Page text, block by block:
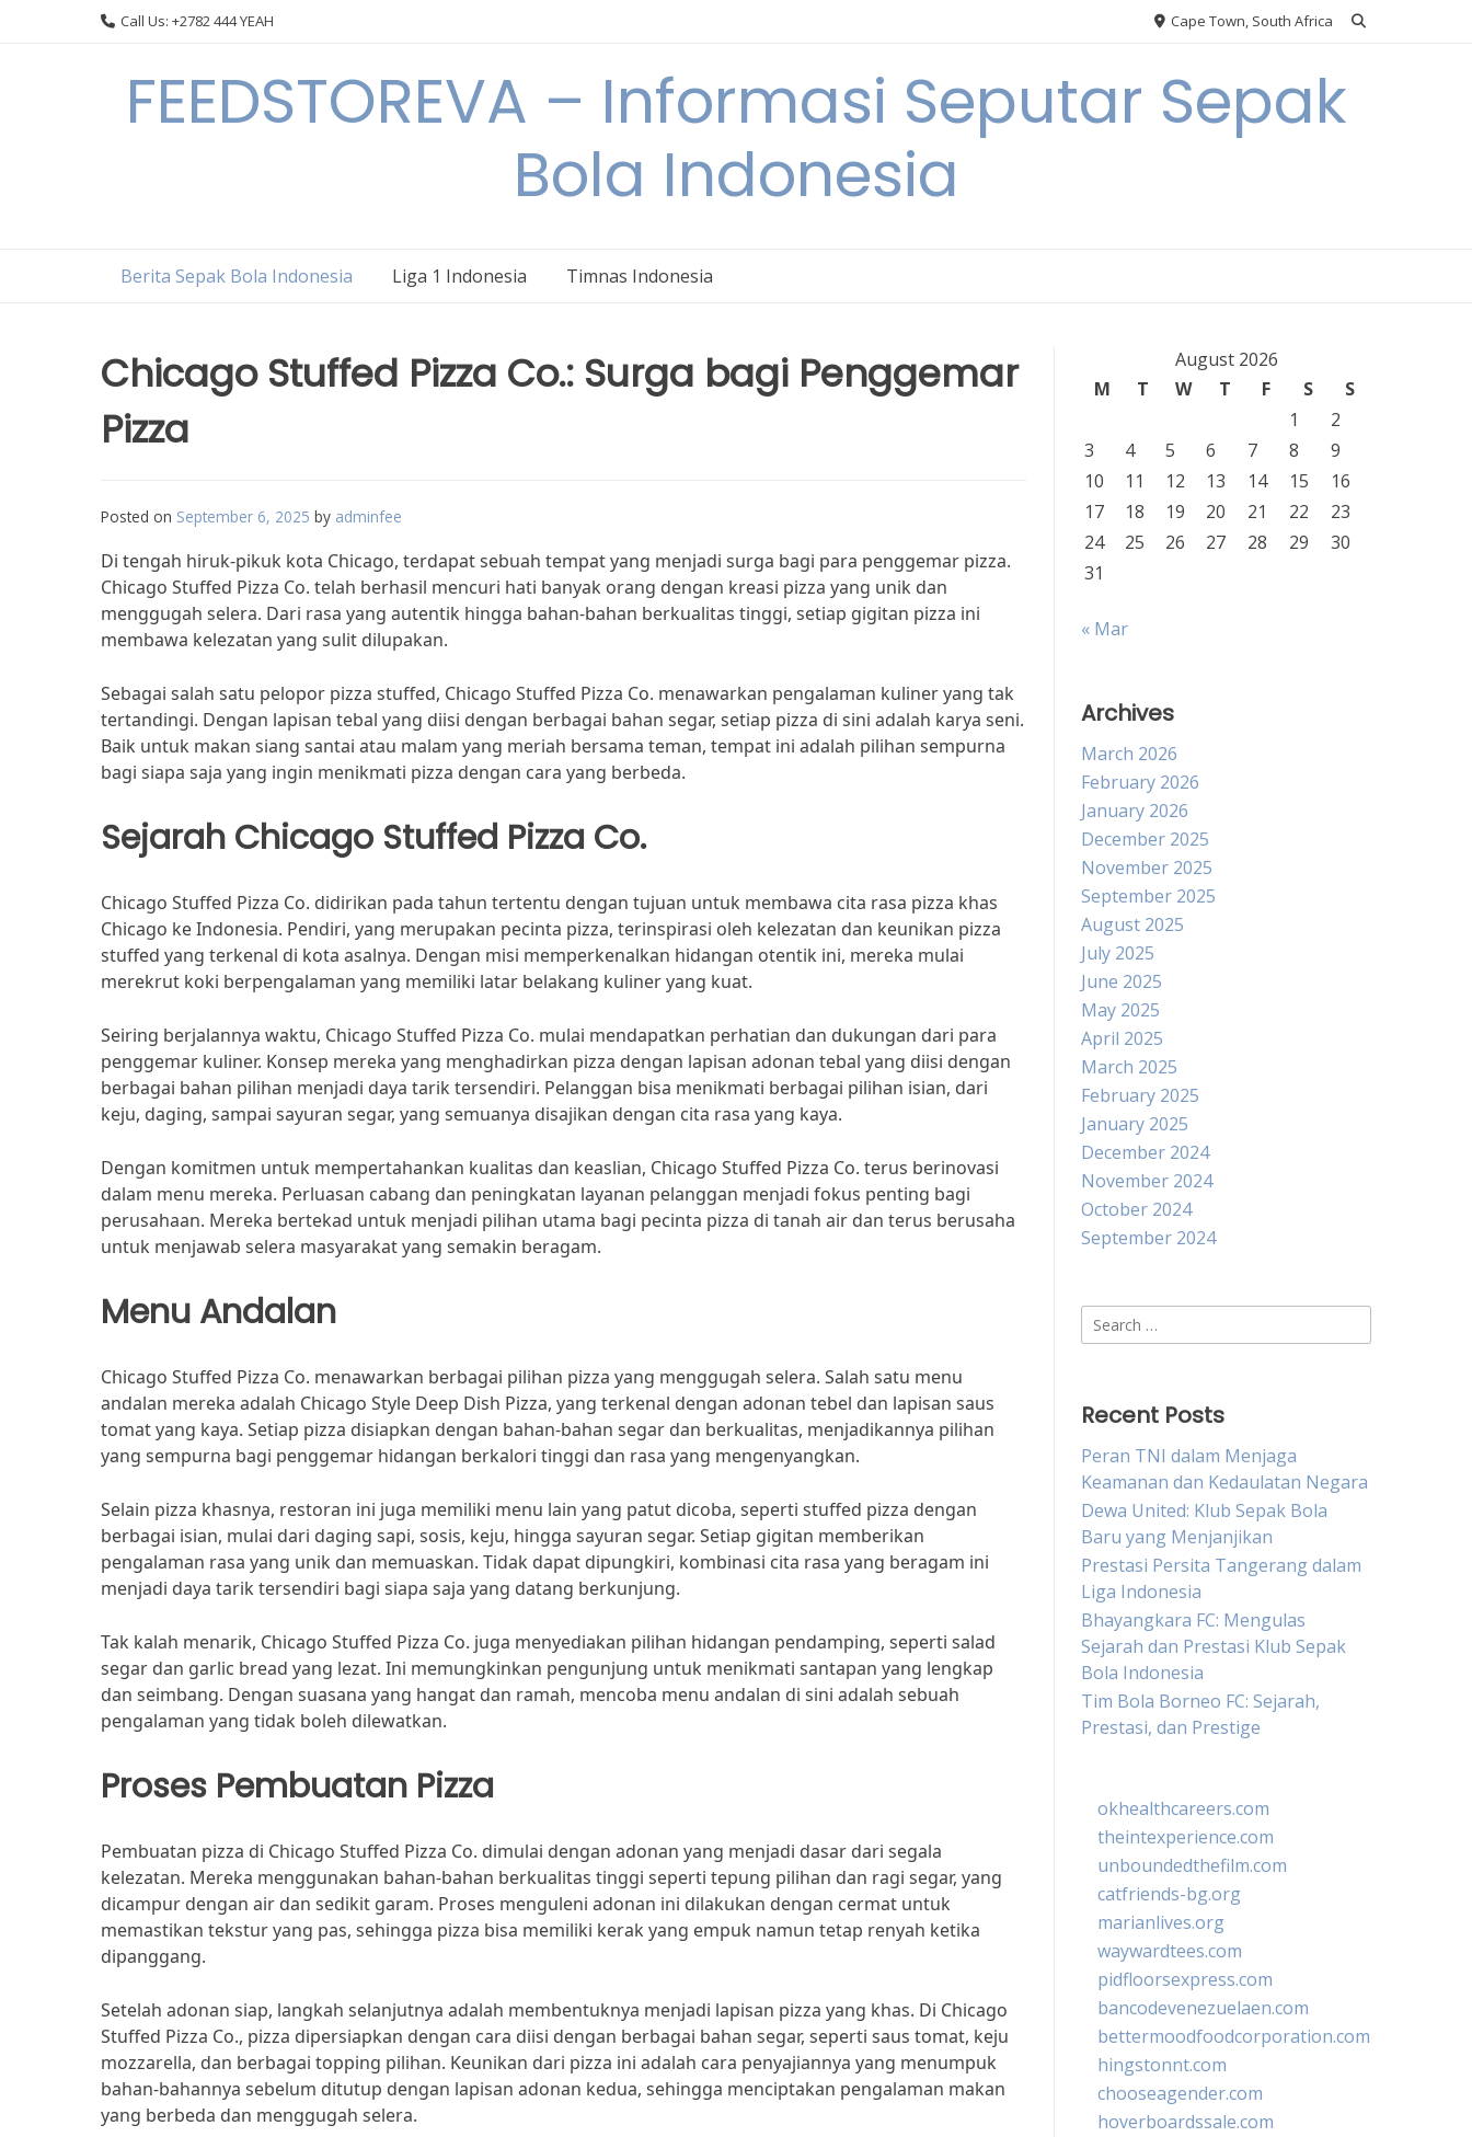
Call Us: +2782 444 YEAH Cape Town, South Africa
FEEDSTOREVA – Informasi Seputar Sepak
Bola Indonesia
Berita Sepak Bola Indonesia Liga 1 Indonesia Timnas Indonesia
Chicago Stuffed Pizza Co.: Surga bagi Penggemar
Pizza
Posted on September 6, 2025 by adminfee
Di tengah hiruk-pikuk kota Chicago, terdapat sebuah tempat yang menjadi surga bagi para penggemar pizza.
Chicago Stuffed Pizza Co. telah berhasil mencuri hati banyak orang dengan kreasi pizza yang unik dan
menggugah selera. Dari rasa yang autentik hingga bahan-bahan berkualitas tinggi, setiap gigitan pizza ini
membawa kelezatan yang sulit dilupakan.
Sebagai salah satu pelopor pizza stuffed, Chicago Stuffed Pizza Co. menawarkan pengalaman kuliner yang tak
tertandingi. Dengan lapisan tebal yang diisi dengan berbagai bahan segar, setiap pizza di sini adalah karya seni.
Baik untuk makan siang santai atau malam yang meriah bersama teman, tempat ini adalah pilihan sempurna
bagi siapa saja yang ingin menikmati pizza dengan cara yang berbeda.
Sejarah Chicago Stuffed Pizza Co.
Chicago Stuffed Pizza Co. didirikan pada tahun tertentu dengan tujuan untuk membawa cita rasa pizza khas
Chicago ke Indonesia. Pendiri, yang merupakan pecinta pizza, terinspirasi oleh kelezatan dan keunikan pizza
stuffed yang terkenal di kota asalnya. Dengan misi memperkenalkan hidangan otentik ini, mereka mulai
merekrut koki berpengalaman yang memiliki latar belakang kuliner yang kuat.
Seiring berjalannya waktu, Chicago Stuffed Pizza Co. mulai mendapatkan perhatian dan dukungan dari para
penggemar kuliner. Konsep mereka yang menghadirkan pizza dengan lapisan adonan tebal yang diisi dengan
berbagai bahan pilihan menjadi daya tarik tersendiri. Pelanggan bisa menikmati berbagai pilihan isian, dari
keju, daging, sampai sayuran segar, yang semuanya disajikan dengan cita rasa yang kaya.
Dengan komitmen untuk mempertahankan kualitas dan keaslian, Chicago Stuffed Pizza Co. terus berinovasi
dalam menu mereka. Perluasan cabang dan peningkatan layanan pelanggan menjadi fokus penting bagi
perusahaan. Mereka bertekad untuk menjadi pilihan utama bagi pecinta pizza di tanah air dan terus berusaha
untuk menjawab selera masyarakat yang semakin beragam.
Menu Andalan
Chicago Stuffed Pizza Co. menawarkan berbagai pilihan pizza yang menggugah selera. Salah satu menu
andalan mereka adalah Chicago Style Deep Dish Pizza, yang terkenal dengan adonan tebel dan lapisan saus
tomat yang kaya. Setiap pizza disiapkan dengan bahan-bahan segar dan berkualitas, menjadikannya pilihan
yang sempurna bagi penggemar hidangan berkalori tinggi dan rasa yang mengenyangkan.
Selain pizza khasnya, restoran ini juga memiliki menu lain yang patut dicoba, seperti stuffed pizza dengan
berbagai isian, mulai dari daging sapi, sosis, keju, hingga sayuran segar. Setiap gigitan memberikan
pengalaman rasa yang unik dan memuaskan. Tidak dapat dipungkiri, kombinasi cita rasa yang beragam ini
menjadi daya tarik tersendiri bagi siapa saja yang datang berkunjung.
Tak kalah menarik, Chicago Stuffed Pizza Co. juga menyediakan pilihan hidangan pendamping, seperti salad
segar dan garlic bread yang lezat. Ini memungkinkan pengunjung untuk menikmati santapan yang lengkap
dan seimbang. Dengan suasana yang hangat dan ramah, mencoba menu andalan di sini adalah sebuah
pengalaman yang tidak boleh dilewatkan.
Proses Pembuatan Pizza
Pembuatan pizza di Chicago Stuffed Pizza Co. dimulai dengan adonan yang menjadi dasar dari segala
kelezatan. Mereka menggunakan bahan-bahan berkualitas tinggi seperti tepung pilihan dan ragi segar, yang
dicampur dengan air dan sedikit garam. Proses menguleni adonan ini dilakukan dengan cermat untuk
memastikan tekstur yang pas, sehingga pizza bisa memiliki kerak yang empuk namun tetap renyah ketika
dipanggang.
Setelah adonan siap, langkah selanjutnya adalah membentuknya menjadi lapisan pizza yang khas. Di Chicago
Stuffed Pizza Co., pizza dipersiapkan dengan cara diisi dengan berbagai bahan segar, seperti saus tomat, keju
mozzarella, dan berbagai topping pilihan. Keunikan dari pizza ini adalah cara penyajiannya yang menumpuk
bahan-bahannya sebelum ditutup dengan lapisan adonan kedua, sehingga menciptakan pengalaman makan
yang berbeda dan menggugah selera.
August 2026
M
T W T F S
S
1
2
3
4 5 6 7 8
9
10
11 12 13 14 15
16
17
18 19 20 21 22
23
24
25 26 27 28 29
30
31
« Mar
Archives
March 2026
February 2026
January 2026
December 2025
November 2025
September 2025
August 2025
July 2025
June 2025
May 2025
April 2025
March 2025
February 2025
January 2025
December 2024
November 2024
October 2024
September 2024
Search
for:
Recent Posts
Peran TNI dalam Menjaga
Keamanan dan Kedaulatan Negara
Dewa United: Klub Sepak Bola
Baru yang Menjanjikan
Prestasi Persita Tangerang dalam
Liga Indonesia
Bhayangkara FC: Mengulas
Sejarah dan Prestasi Klub Sepak
Bola Indonesia
Tim Bola Borneo FC: Sejarah,
Prestasi, dan Prestige
okhealthcareers.com
theintexperience.com
unboundedthefilm.com
catfriends-bg.org
marianlives.org
waywardtees.com
pidfloorsexpress.com
bancodevenezuelaen.com
bettermoodfoodcorporation.com
hingstonnt.com
chooseagender.com
hoverboardssale.com